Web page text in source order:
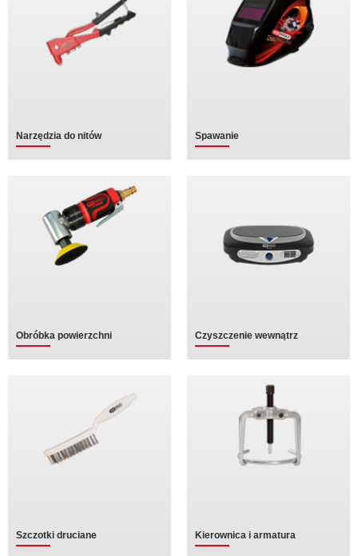
Narzędzia do nitów Spawanie
Obróbka powierzchni Czyszczenie wewnątrz
Szczotki druciane Kierownica i armatura